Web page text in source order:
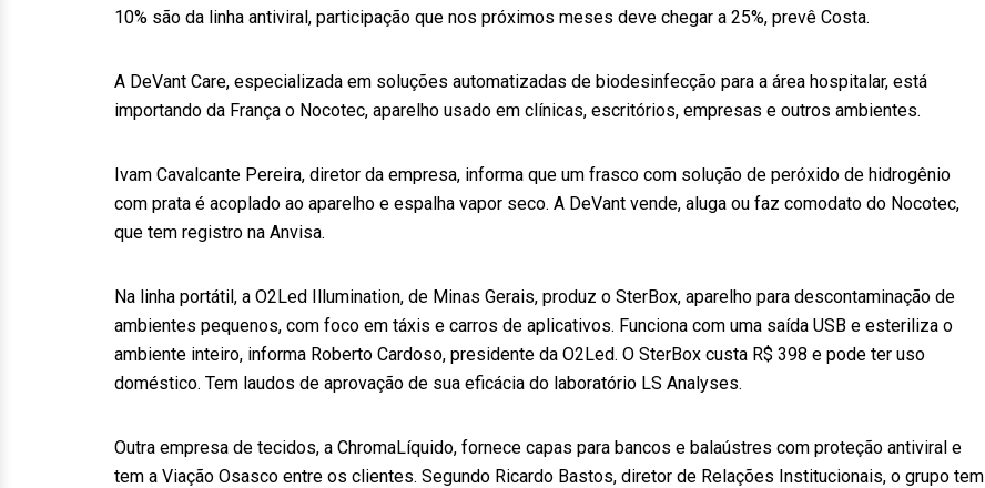
10% são da linha antiviral, participação que nos próximos meses deve chegar a 25%, prevê Costa.
A DeVant Care, especializada em soluções automatizadas de biodesinfecção para a área hospitalar, está
importando da França o Nocotec, aparelho usado em clínicas, escritórios, empresas e outros ambientes.
Ivam Cavalcante Pereira, diretor da empresa, informa que um frasco com solução de peróxido de hidrogênio
com prata é acoplado ao aparelho e espalha vapor seco. A DeVant vende, aluga ou faz comodato do Nocotec,
que tem registro na Anvisa.
Na linha portátil, a O2Led Illumination, de Minas Gerais, produz o SterBox, aparelho para descontaminação de
ambientes pequenos, com foco em táxis e carros de aplicativos. Funciona com uma saída USB e esteriliza o
ambiente inteiro, informa Roberto Cardoso, presidente da O2Led. O SterBox custa R$ 398 e pode ter uso
doméstico. Tem laudos de aprovação de sua eficácia do laboratório LS Analyses.
Outra empresa de tecidos, a ChromaLíquido, fornece capas para bancos e balaústres com proteção antiviral e
tem a Viação Osasco entre os clientes. Segundo Ricardo Bastos, diretor de Relações Institucionais, o grupo tem